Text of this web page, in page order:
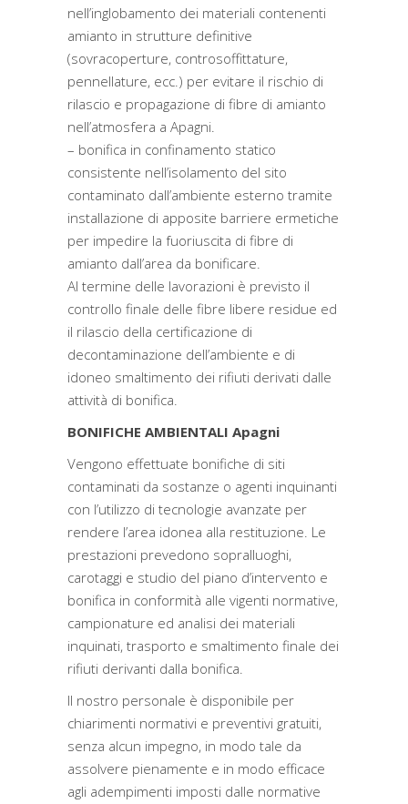
nell’inglobamento dei materiali contenenti
amianto in strutture definitive
(sovracoperture, controsoffittature,
pennellature, ecc.) per evitare il rischio di
rilascio e propagazione di fibre di amianto
nell’atmosfera a Apagni.
– bonifica in confinamento statico
consistente nell’isolamento del sito
contaminato dall’ambiente esterno tramite
installazione di apposite barriere ermetiche
per impedire la fuoriuscita di fibre di
amianto dall’area da bonificare.
Al termine delle lavorazioni è previsto il
controllo finale delle fibre libere residue ed
il rilascio della certificazione di
decontaminazione dell’ambiente e di
idoneo smaltimento dei rifiuti derivati dalle
attività di bonifica.
BONIFICHE AMBIENTALI Apagni
Vengono effettuate bonifiche di siti
contaminati da sostanze o agenti inquinanti
con l’utilizzo di tecnologie avanzate per
rendere l’area idonea alla restituzione. Le
prestazioni prevedono sopralluoghi,
carotaggi e studio del piano d’intervento e
bonifica in conformità alle vigenti normative,
campionature ed analisi dei materiali
inquinati, trasporto e smaltimento finale dei
rifiuti derivanti dalla bonifica.
Il nostro personale è disponibile per
chiarimenti normativi e preventivi gratuiti,
senza alcun impegno, in modo tale da
assolvere pienamente e in modo efficace
agli adempimenti imposti dalle normative